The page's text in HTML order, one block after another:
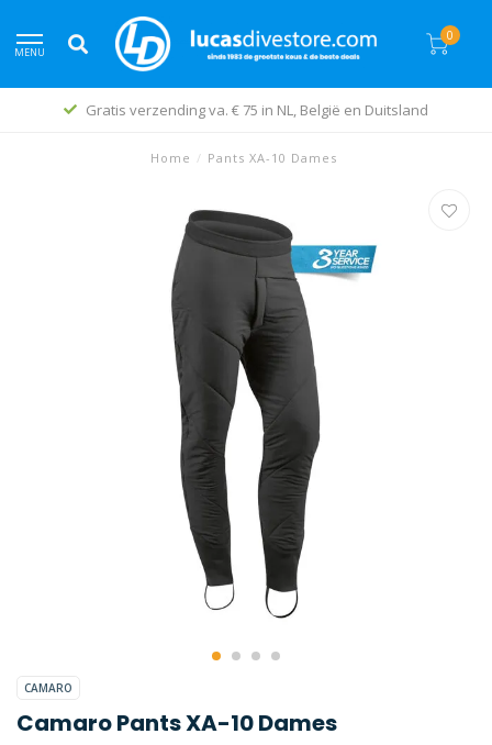
MENU
0
Gratis verzending va. € 75 in NL, België en Duitsland
Home / Pants XA-10 Dames
CAMARO
Camaro Pants XA-10 Dames